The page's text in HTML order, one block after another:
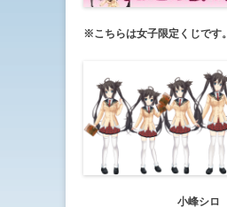
※こちらは女子限定くじです。
小峰シロ